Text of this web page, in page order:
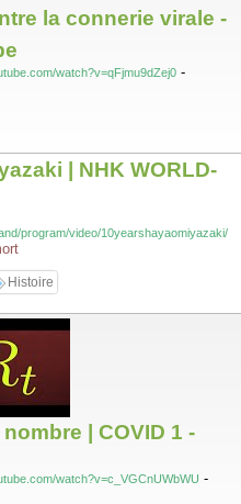
la connerie virale -
watch?v=qFjmu9dZej0 -
| NHK WORLD-
program/video/10yearshayaomiyazaki/
Histoire
| COVID 1 -
watch?v=c_VGCnUWbWU -